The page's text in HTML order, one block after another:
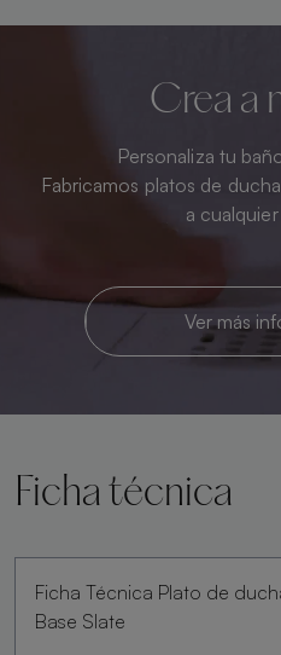
Crea a
Personaliza tu
Fabricamos platos de
a
Ver más
Ficha técnica
Ficha Técnica Plato de
Base Slate